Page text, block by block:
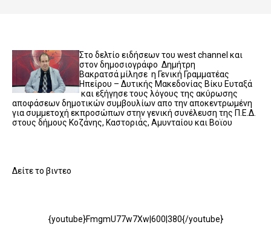
Στο δελτίο ειδήσεων του west channel και
στον δημοσιογράφο Δημήτρη
Βακρατσά μίλησε η Γενική Γραμματέας
Ηπείρου – Δυτικής Μακεδονίας Βίκυ Ευταξά
και εξήγησε τους λόγους της ακύρωσης
αποφάσεων δημοτικών συμβουλίων απο την αποκεντρωμένη
για συμμετοχή εκπροσώπων στην γενική συνέλευση της Π.Ε.Δ.
στους δήμους Κοζάνης, Καστοριάς, Αμυνταίου και Βοϊου
Δείτε το βιντεο
{youtube}FmgmU77w7Xw|600|380{/youtube}